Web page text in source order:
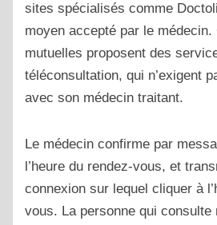
sites spécialisés comme
moyen accepté par le médecin.
mutuelles proposent des
téléconsultation, qui n’exigent
avec son médecin traitant.
Le médecin confirme par
l’heure du rendez-vous, et
connexion sur lequel cliquer à
vous. La personne qui consulte